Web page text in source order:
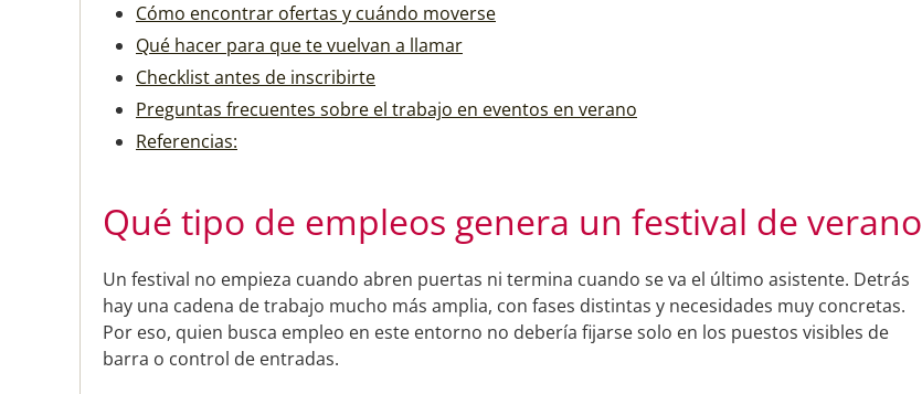
Cómo encontrar ofertas y cuándo moverse
Qué hacer para que te vuelvan a llamar
Checklist antes de inscribirte
Preguntas frecuentes sobre el trabajo en eventos en verano
Referencias:
Qué tipo de empleos genera un festival de verano
Un festival no empieza cuando abren puertas ni termina cuando se va el último asistente. Detrás
hay una cadena de trabajo mucho más amplia, con fases distintas y necesidades muy concretas.
Por eso, quien busca empleo en este entorno no debería fijarse solo en los puestos visibles de
barra o control de entradas.